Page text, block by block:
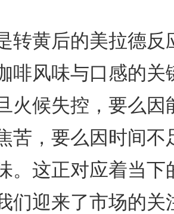
黄后的美拉德反
啡风味与口感的关
火候失控，要么因
苦，要么因时间不
。这正对应着当下
们迎来了市场的关